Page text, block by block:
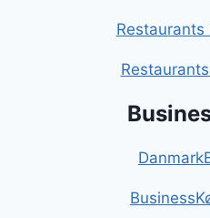
Restaurants